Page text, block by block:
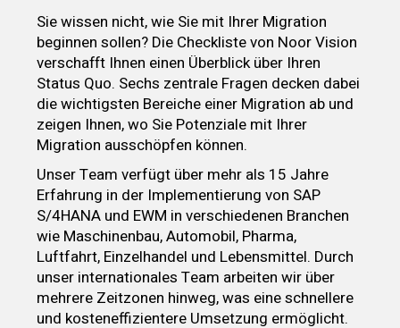
Sie wissen nicht, wie Sie mit Ihrer Migration
beginnen sollen? Die Checkliste von Noor Vision
verschafft Ihnen einen Überblick über Ihren
Status Quo. Sechs zentrale Fragen decken dabei
die wichtigsten Bereiche einer Migration ab und
zeigen Ihnen, wo Sie Potenziale mit Ihrer
Migration ausschöpfen können.
Unser Team verfügt über mehr als 15 Jahre
Erfahrung in der Implementierung von SAP
S/4HANA und EWM in verschiedenen Branchen
wie Maschinenbau, Automobil, Pharma,
Luftfahrt, Einzelhandel und Lebensmittel. Durch
unser internationales Team arbeiten wir über
mehrere Zeitzonen hinweg, was eine schnellere
und kosteneffizientere Umsetzung ermöglicht.